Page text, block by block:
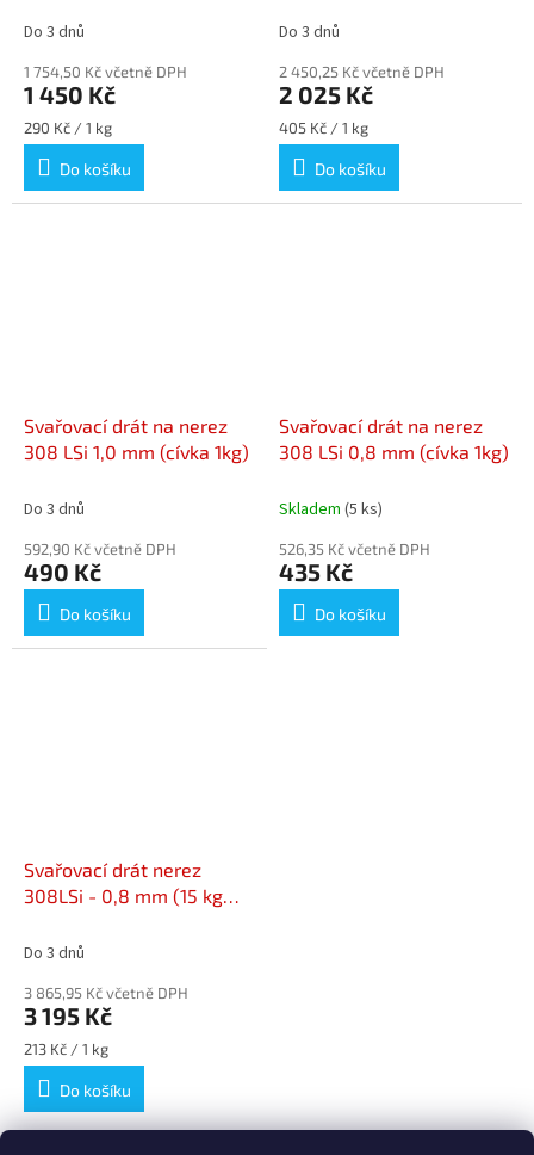
Do 3 dnů
1 754,50 Kč včetně DPH
1 450 Kč
Měrná
cena:
290 Kč / 1 kg
Do košíku
Do 3 dnů
2 450,25 Kč včetně DPH
2 025 Kč
Měrná
cena:
405 Kč / 1 kg
Do košíku
Svařovací drát na nerez
308 LSi 1,0 mm (cívka 1kg)
Do 3 dnů
592,90 Kč včetně DPH
490 Kč
Do košíku
Svařovací drát na nerez
308 LSi 0,8 mm (cívka 1kg)
Skladem (5 ks)
526,35 Kč včetně DPH
435 Kč
Do košíku
Svařovací drát nerez
308LSi - 0,8 mm (15 kg
Do 3 dnů
3 865,95 Kč včetně DPH
3 195 Kč
Měrná
cena:
213 Kč / 1 kg
Do košíku